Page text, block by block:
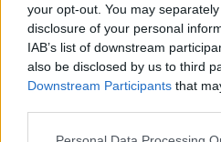
your opt-out. You may
disclosure of your personal
IAB’s list of downstream
also be disclosed by us to third
Downstream Participants that
Θέσεις Εργασίας ανά Ειδικότητα
Θέσεις Εργασίας ανά Εταιρεία
Κέντρο Βοήθειας